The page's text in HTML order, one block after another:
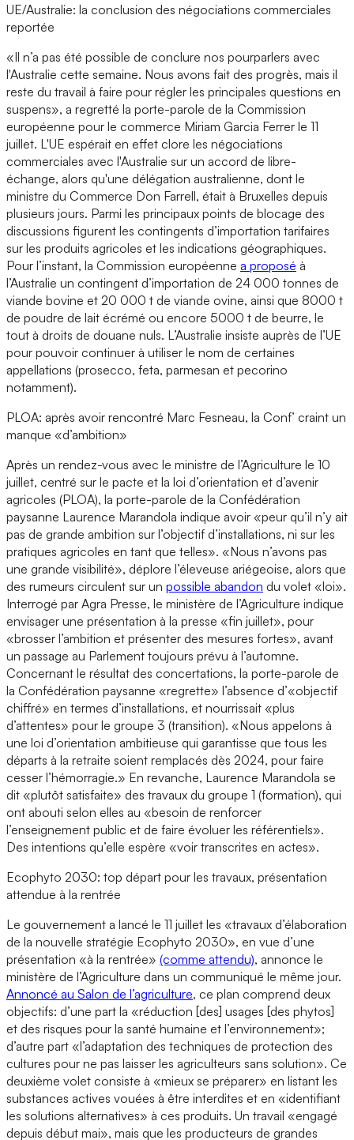
UE/Australie: la conclusion des négociations commerciales
reportée
«Il n’a pas été possible de conclure nos pourparlers avec
l'Australie cette semaine. Nous avons fait des progrès, mais il
reste du travail à faire pour régler les principales questions en
suspens», a regretté la porte-parole de la Commission
européenne pour le commerce Miriam Garcia Ferrer le 11
juillet. L'UE espérait en effet clore les négociations
commerciales avec l'Australie sur un accord de libre-
échange, alors qu'une délégation australienne, dont le
ministre du Commerce Don Farrell, était à Bruxelles depuis
plusieurs jours. Parmi les principaux points de blocage des
discussions figurent les contingents d’importation tarifaires
sur les produits agricoles et les indications géographiques.
Pour l’instant, la Commission européenne a proposé à
l’Australie un contingent d’importation de 24 000 tonnes de
viande bovine et 20 000 t de viande ovine, ainsi que 8000 t
de poudre de lait écrémé ou encore 5000 t de beurre, le
tout à droits de douane nuls. L’Australie insiste auprès de l’UE
pour pouvoir continuer à utiliser le nom de certaines
appellations (prosecco, feta, parmesan et pecorino
notamment).
PLOA: après avoir rencontré Marc Fesneau, la Conf’ craint un
manque «d’ambition»
Après un rendez-vous avec le ministre de l’Agriculture le 10
juillet, centré sur le pacte et la loi d’orientation et d’avenir
agricoles (PLOA), la porte-parole de la Confédération
paysanne Laurence Marandola indique avoir «peur qu’il n’y ait
pas de grande ambition sur l’objectif d’installations, ni sur les
pratiques agricoles en tant que telles». «Nous n’avons pas
une grande visibilité», déplore l’éleveuse ariégeoise, alors que
des rumeurs circulent sur un possible abandon du volet «loi».
Interrogé par Agra Presse, le ministère de l’Agriculture indique
envisager une présentation à la presse «fin juillet», pour
«brosser l’ambition et présenter des mesures fortes», avant
un passage au Parlement toujours prévu à l’automne.
Concernant le résultat des concertations, la porte-parole de
la Confédération paysanne «regrette» l’absence d’«objectif
chiffré» en termes d’installations, et nourrissait «plus
d’attentes» pour le groupe 3 (transition). «Nous appelons à
une loi d’orientation ambitieuse qui garantisse que tous les
départs à la retraite soient remplacés dès 2024, pour faire
cesser l’hémorragie.» En revanche, Laurence Marandola se
dit «plutôt satisfaite» des travaux du groupe 1 (formation), qui
ont abouti selon elles au «besoin de renforcer
l’enseignement public et de faire évoluer les référentiels».
Des intentions qu’elle espère «voir transcrites en actes».
Ecophyto 2030: top départ pour les travaux, présentation
attendue à la rentrée
Le gouvernement a lancé le 11 juillet les «travaux d’élaboration
de la nouvelle stratégie Ecophyto 2030», en vue d’une
présentation «à la rentrée» (comme attendu), annonce le
ministère de l’Agriculture dans un communiqué le même jour.
Annoncé au Salon de l’agriculture, ce plan comprend deux
objectifs: d’une part la «réduction [des] usages [des phytos]
et des risques pour la santé humaine et l’environnement»;
d’autre part «l’adaptation des techniques de protection des
cultures pour ne pas laisser les agriculteurs sans solution». Ce
deuxième volet consiste à «mieux se préparer» en listant les
substances actives vouées à être interdites et en «identifiant
les solutions alternatives» à ces produits. Un travail «engagé
depuis début mai», mais que les producteurs de grandes